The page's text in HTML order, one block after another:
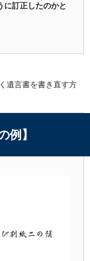
に訂正したのかと
遺言書を書き直す方
例】